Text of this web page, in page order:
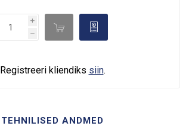
i
h
d 
Registreeri kliendiks siin.
TEHNILISED ANDMED